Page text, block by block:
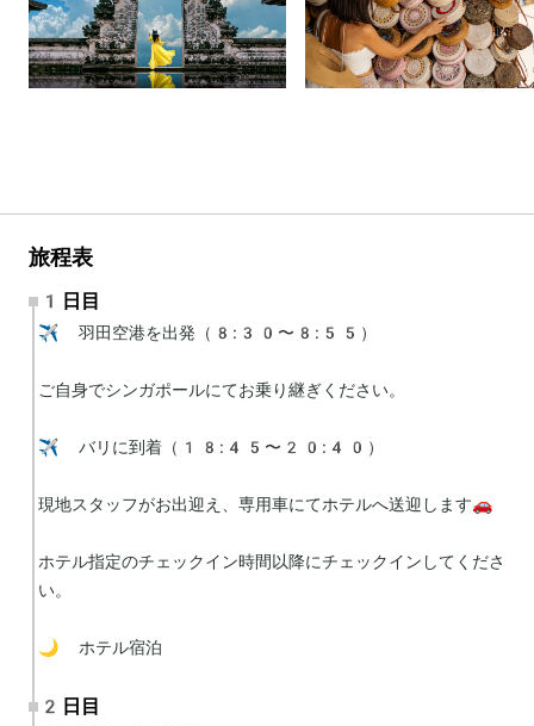
旅程表
1日目
✈️ 羽田空港を出発（8:30〜8:55）
ご自身でシンガポールにてお乗り継ぎください。
✈️ バリに到着（18:45〜20:40）
現地スタッフがお出迎え、専用車にてホテルへ送迎します🚗
ホテル指定のチェックイン時間以降にチェックインしてくださ
い。
🌙 ホテル宿泊
2日目